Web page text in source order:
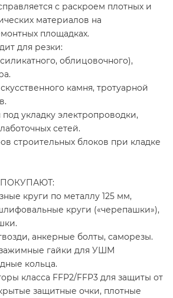
с раскроем плотных и
материалов на
площадках.
для резки:
облицовочного),
камня, тротуарной
укладку электропроводки,
сетей.
строительных блоков при кладке
круги по металлу 125 мм,
круги («черепашки»),
анкерные болты, саморезы.
гайки для УШМ
кольца.
класса FFP2/FFP3 для защиты от
защитные очки, плотные